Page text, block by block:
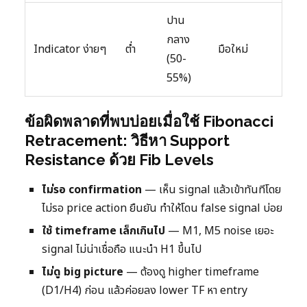
Indicator ง่ายๆ ต่ำ
ปาน
กลาง
(50-
55%)
มือใหม่
ข้อผิดพลาดที่พบบ่อยเมื่อใช้ Fibonacci
Retracement: วิธีหา Support
Resistance ด้วย Fib Levels
ไม่รอ confirmation — เห็น signal แล้วเข้าทันทีโดย
ไม่รอ price action ยืนยัน ทำให้โดน false signal บ่อย
ใช้ timeframe เล็กเกินไป — M1, M5 noise เยอะ
signal ไม่น่าเชื่อถือ แนะนำ H1 ขึ้นไป
ไม่ดู big picture — ต้องดู higher timeframe
(D1/H4) ก่อน แล้วค่อยลง lower TF หา entry